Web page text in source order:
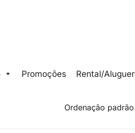
Promoções Rental/Aluguer